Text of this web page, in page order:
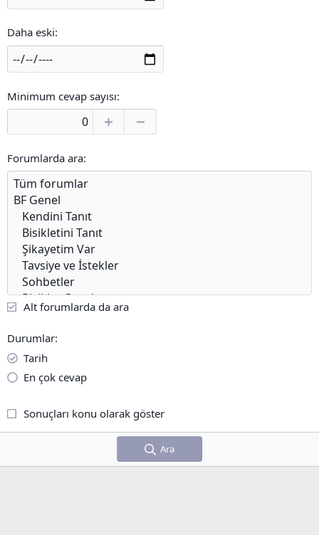
Daha eski
Minimum cevap sayısı
Forumlarda ara
Alt forumlarda da ara
Durumlar
Tarih
En çok cevap
Sonuçları konu olarak göster
Ara